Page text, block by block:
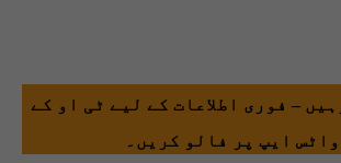
– فوری اطلاعات کے لیے ٹی او کے
ایپ پر فالو کریں۔